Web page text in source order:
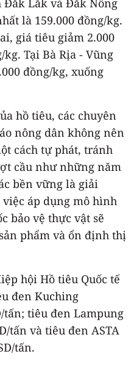
là 159.000 đồng/kg.
giá tiêu giảm 2.000
Tại Bà Rịa - Vũng
đồng/kg, xuống
hồ tiêu, các chuyên
nông dân không nên
cách tự phát, tránh
cầu như những năm
bền vững là giải
áp dụng mô hình
bảo vệ thực vật sẽ
phẩm và ổn định thị
hội Hồ tiêu Quốc tế
đen Kuching
tấn; tiêu đen Lampung
tấn và tiêu đen ASTA
tấn.